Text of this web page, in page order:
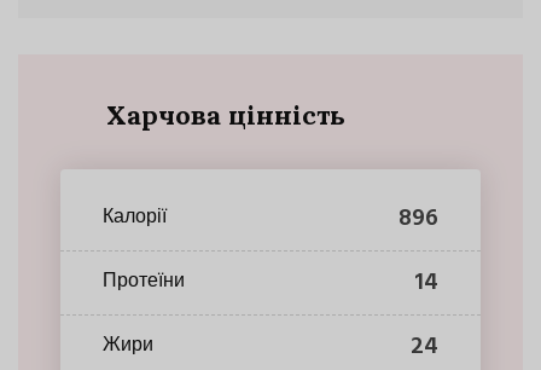
Харчова цінність
Калорії 896
Протеїни 14
Жири 24